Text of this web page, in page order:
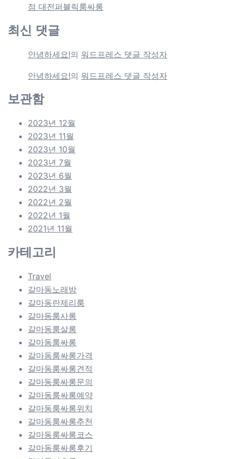
점 대전퍼블릭룸싸롱
최신 댓글
안녕하세요!의 워드프레스 댓글 작성자
안녕하세요!의 워드프레스 댓글 작성자
보관함
2023년 12월
2023년 11월
2023년 10월
2023년 7월
2023년 6월
2022년 3월
2022년 2월
2022년 1월
2021년 11월
카테고리
Travel
갈마동노래방
갈마동란제리룸
갈마동룸사롱
갈마동룸살롱
갈마동룸싸롱
갈마동룸싸롱가격
갈마동룸싸롱견적
갈마동룸싸롱문의
갈마동룸싸롱예약
갈마동룸싸롱위치
갈마동룸싸롱추천
갈마동룸싸롱코스
갈마동룸싸롱후기